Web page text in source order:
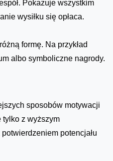
Pokazuje wszystkim
wysiłku się opłaca.
formę. Na przykład
albo symboliczne nagrody.
sposobów motywacji
tylko z wyższym
potencjału